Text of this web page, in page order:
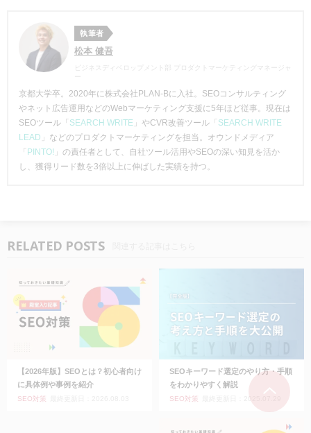
執筆者
松本 健吾
ビジネスディベロップメント部 プロダクトマーケティングマネージャ
京都大学卒。2020年に株式会社PLAN-Bに入社。SEOコンサルティング
やネット広告運用などのWebマーケティング支援に5年ほど従事。現在は
SEOツール「 SEARCH WRITE 」やCVR改善ツール「 SEARCH WRITE
LEAD 」などのプロダクトマーケティングを担当。オウンドメディア
「 PINTO! 」の責任者として、自社ツール活用やSEOの深い知見を活か
し、獲得リード数を3倍以上に伸ばした実績を持つ。
RELATED POSTS
【2026年版】SEOとは？初心者向け
に具体例や事例を紹介
SEO対策
SEOキーワード選定のやり方・手順
をわかりやすく解説
SEO対策 最終更新日：2025.07.29